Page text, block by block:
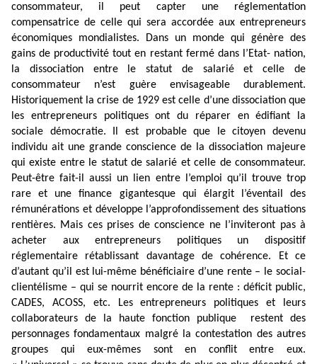
consommateur, il peut capter une réglementation
compensatrice de celle qui sera accordée aux entrepreneurs
économiques mondialistes. Dans un monde qui génère des
gains de productivité tout en restant fermé dans l’Etat- nation,
la dissociation entre le statut de salarié et celle de
consommateur n’est guère envisageable durablement.
Historiquement la crise de 1929 est celle d’une dissociation que
les entrepreneurs politiques ont du réparer en édifiant la
sociale démocratie. Il est probable que le citoyen devenu
individu ait une grande conscience de la dissociation majeure
qui existe entre le statut de salarié et celle de consommateur.
Peut-être fait-il aussi un lien entre l’emploi qu’il trouve trop
rare et une finance gigantesque qui élargit l’éventail des
rémunérations et développe l’approfondissement des situations
rentières. Mais ces prises de conscience ne l’inviteront pas à
acheter aux entrepreneurs politiques un dispositif
réglementaire rétablissant davantage de cohérence. Et ce
d’autant qu’il est lui-même bénéficiaire d’une rente – le social-
clientélisme – qui se nourrit encore de la rente : déficit public,
CADES, ACOSS, etc. Les entrepreneurs politiques et leurs
collaborateurs de la haute fonction publique
restent des
personnages fondamentaux malgré la contestation des autres
groupes qui eux-mêmes sont en conflit entre eux.